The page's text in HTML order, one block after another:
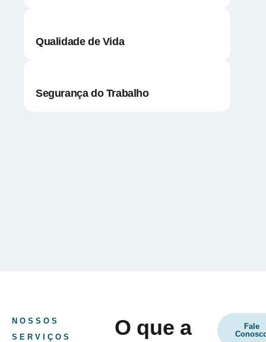
Qualidade de Vida
Segurança do Trabalho
NOSSOS
SERVIÇOS
O que a
Fale